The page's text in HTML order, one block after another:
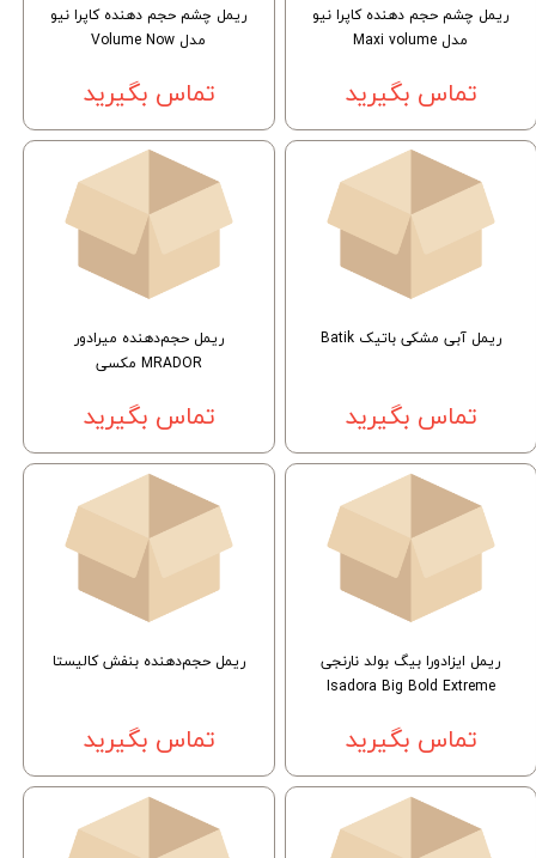
ریمل چشم حجم دهنده کاپرا نیو
مدل Maxi volume
تماس بگیرید
ریمل چشم حجم دهنده کاپرا نیو
مدل Volume Now
تماس بگیرید
ریمل آبی مشکی باتیک Batik
تماس بگیرید
ریمل حجم‌دهنده میرادور
MRADOR مکسی
تماس بگیرید
ریمل ایزادورا بیگ بولد نارنجی
Isadora Big Bold Extreme
تماس بگیرید
ریمل حجم‌دهنده بنفش کالیستا
تماس بگیرید